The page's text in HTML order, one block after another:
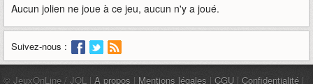
Aucun jolien ne joue à ce jeu, aucun n'y a joué.
Suivez-nous :
© JeuxOnLine / JOL | À propos | Mentions légales | CGU | Confidentialité |